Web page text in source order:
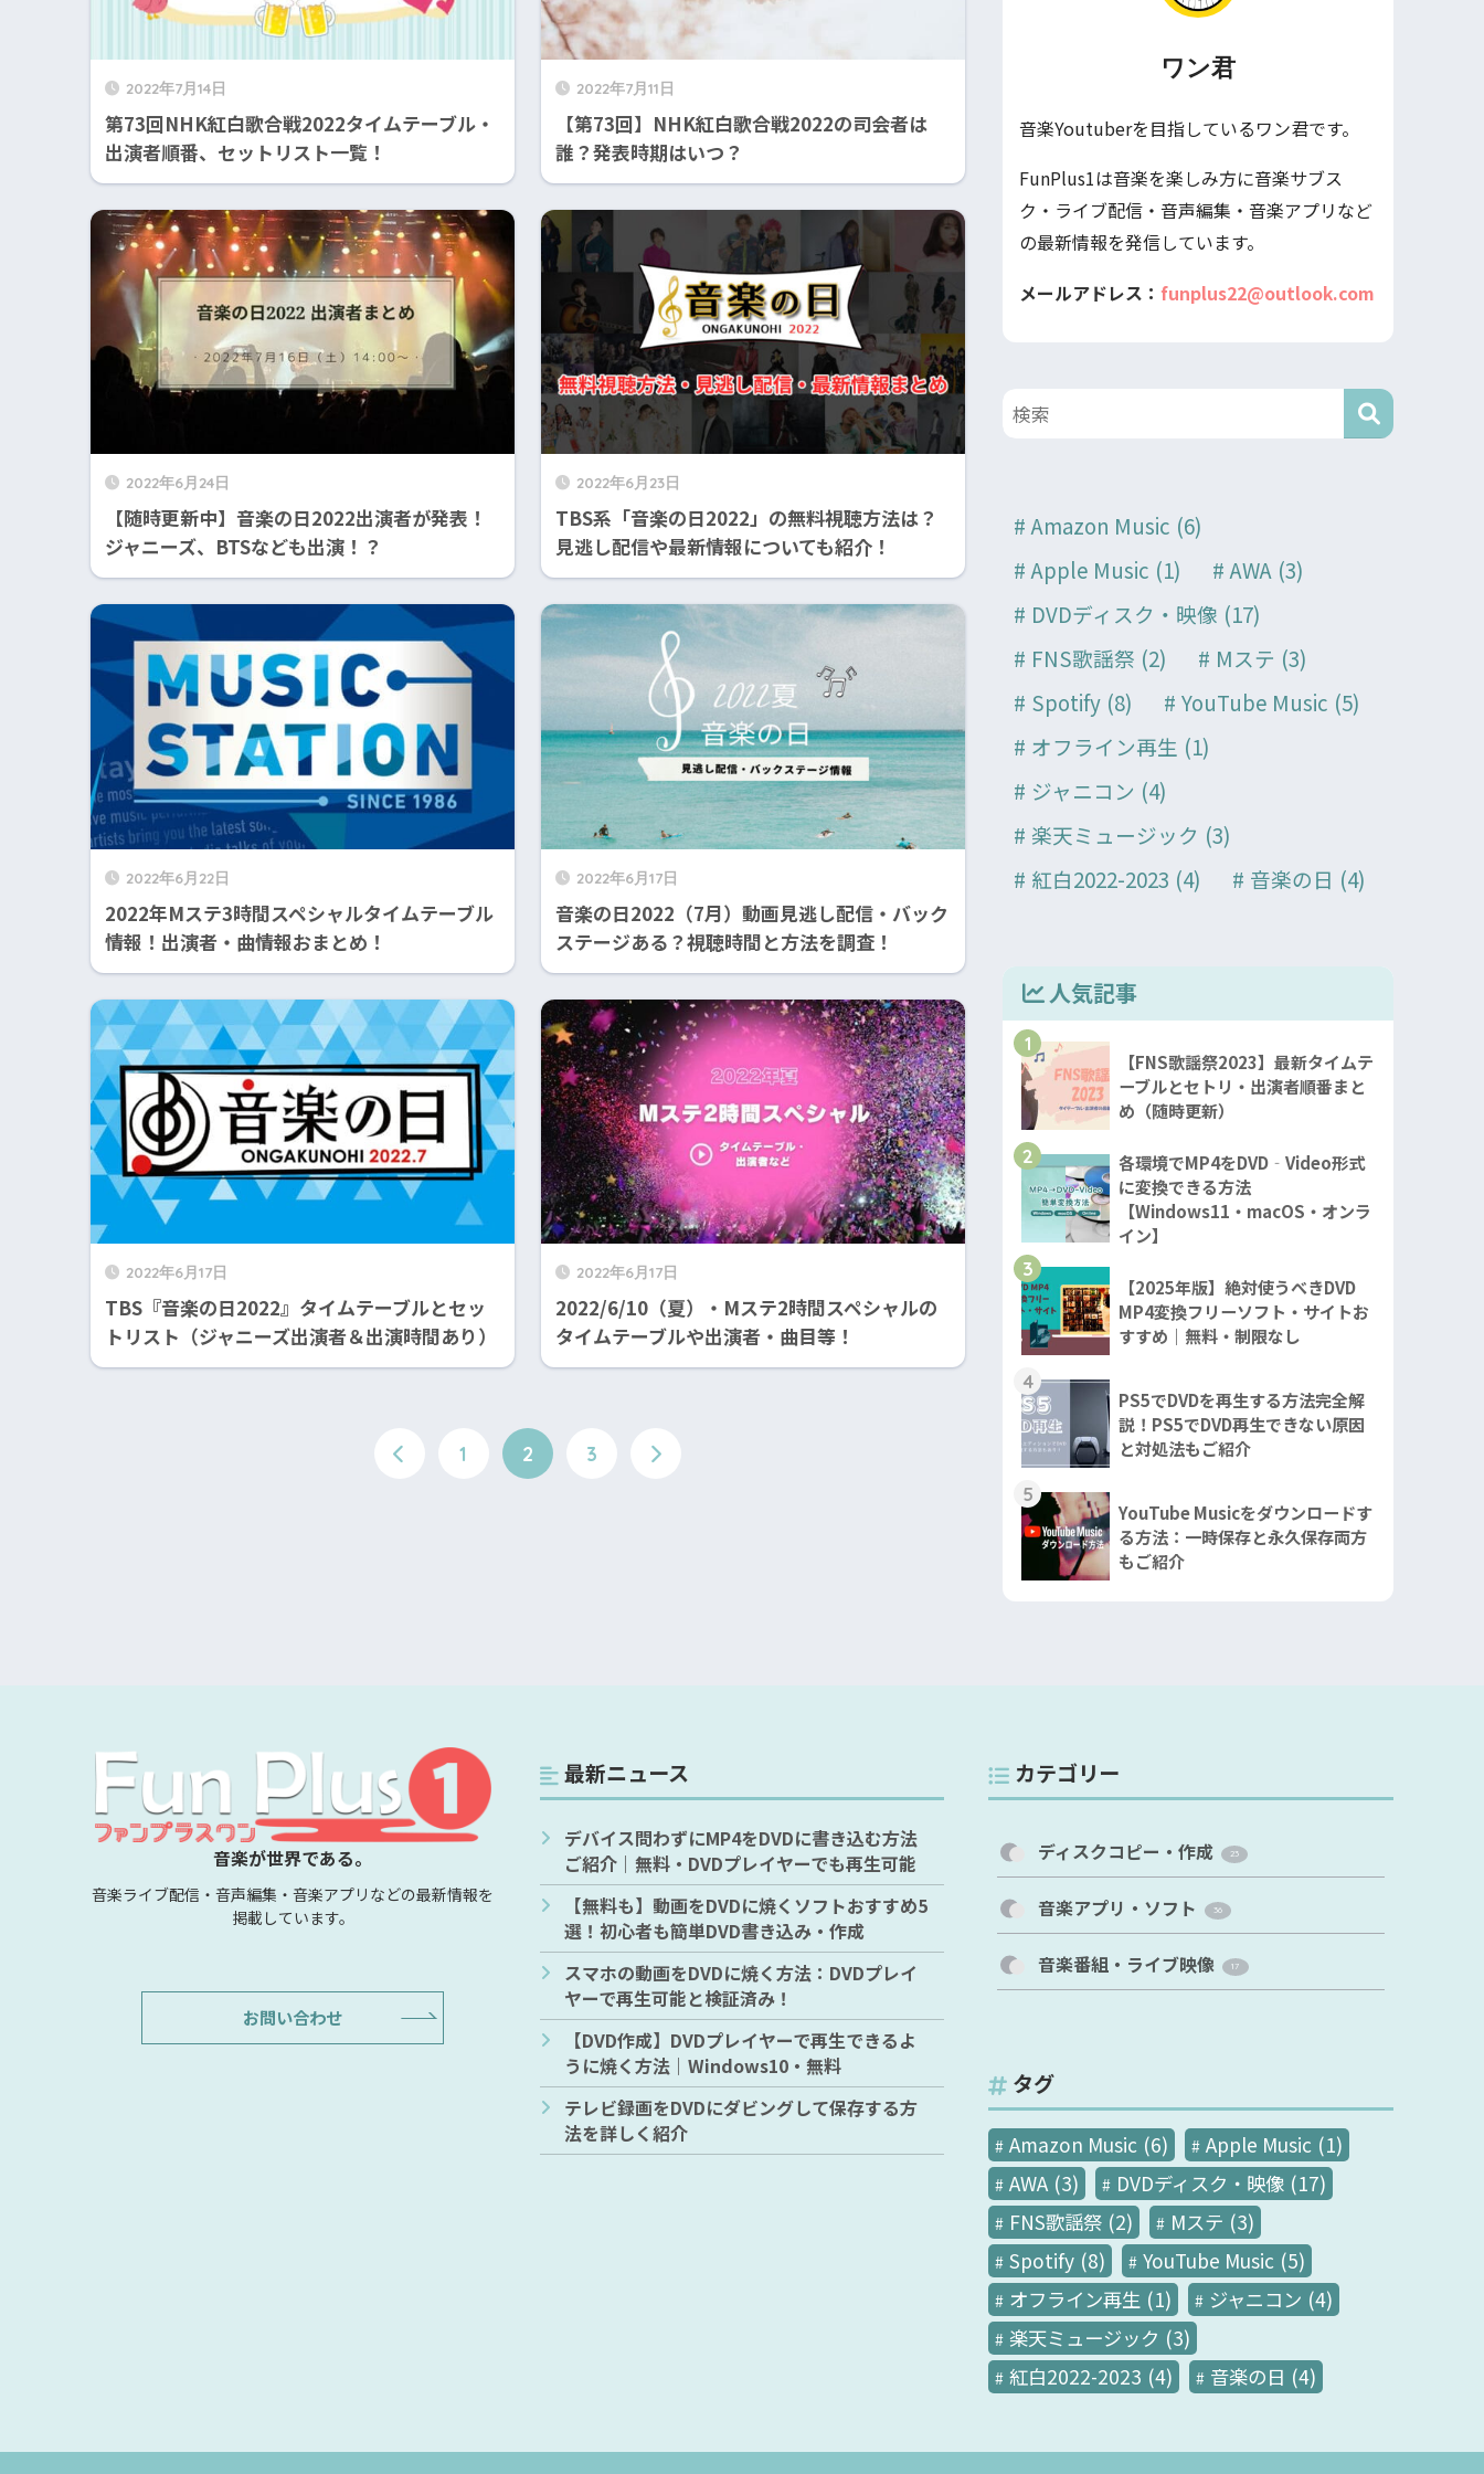
2022年7月14日
第73回NHK紅白歌合戦2022タイムテーブル・
出演者順番、セットリスト一覧！
2022年7月11日
【第73回】NHK紅白歌合戦2022の司会者は
誰？発表時期はいつ？
2022年6月24日
【随時更新中】音楽の日2022出演者が発表！
ジャニーズ、BTSなども出演！？
2022年6月23日
TBS系「音楽の日2022」の無料視聴方法は？
見逃し配信や最新情報についても紹介！
2022年6月22日
2022年Mステ3時間スペシャルタイムテーブル
情報！出演者・曲情報おまとめ！
2022年6月17日
音楽の日2022（7月）動画見逃し配信・バック
ステージある？視聴時間と方法を調査！
2022年6月17日
TBS『音楽の日2022』タイムテーブルとセッ
トリスト（ジャニーズ出演者＆出演時間あり）
2022年6月17日
2022/6/10（夏）・Mステ2時間スペシャルの
タイムテーブルや出演者・曲目等！
1 2 3
ワン君
音楽Youtuberを目指しているワン君です。
FunPlus1は音楽を楽しみ方に音楽サブス
ク・ライブ配信・音声編集・音楽アプリなど
の最新情報を発信しています。
メールアドレス： funplus22@outlook.com
Amazon Music (6)
Apple Music (1) AWA (3)
DVDディスク・映像 (17)
FNS歌謡祭 (2) Mステ (3)
Spotify (8) YouTube Music (5)
オフライン再生 (1)
ジャニコン (4)
楽天ミュージック (3)
紅白2022-2023 (4) 音楽の日 (4)
人気記事
1
【FNS歌謡祭2023】最新タイムテ
ーブルとセトリ・出演者順番まと
め（随時更新）
2
各環境でMP4をDVD‐Video形式
に変換できる方法
【Windows11・macOS・オンラ
イン】
3
【2025年版】絶対使うべきDVD
MP4変換フリーソフト・サイトお
すすめ｜無料・制限なし
4
PS5でDVDを再生する方法完全解
説！PS5でDVD再生できない原因
と対処法もご紹介
5
YouTube Musicをダウンロードす
る方法：一時保存と永久保存両方
もご紹介
音楽が世界である。
音楽ライブ配信・音声編集・音楽アプリなどの最新情報を
掲載しています。
お問い合わせ
最新ニュース
デバイス問わずにMP4をDVDに書き込む方法
ご紹介｜無料・DVDプレイヤーでも再生可能
【無料も】動画をDVDに焼くソフトおすすめ5
選！初心者も簡単DVD書き込み・作成
スマホの動画をDVDに焼く方法：DVDプレイ
ヤーで再生可能と検証済み！
【DVD作成】DVDプレイヤーで再生できるよ
うに焼く方法｜Windows10・無料
テレビ録画をDVDにダビングして保存する方
法を詳しく紹介
カテゴリー
ディスクコピー・作成 23
音楽アプリ・ソフト 36
音楽番組・ライブ映像 17
タグ
Amazon Music (6) Apple Music (1)
AWA (3) DVDディスク・映像 (17)
FNS歌謡祭 (2) Mステ (3)
Spotify (8) YouTube Music (5)
オフライン再生 (1) ジャニコン (4)
楽天ミュージック (3)
紅白2022-2023 (4) 音楽の日 (4)